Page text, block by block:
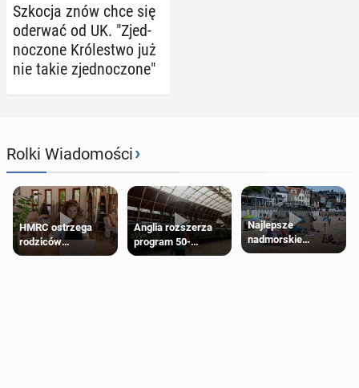
Szkocja znów chce się
oderwać od UK. "Zjed­
no­czo­ne Kró­le­stwo już
nie takie zjed­no­czo­ne"
Rolki Wiadomości›
HMRC ostrzega
rodziców
pobierających Child
Anglia rozszerza
program 50-
procentowych
Najlepsze
nadmorskie
miasteczko blisko